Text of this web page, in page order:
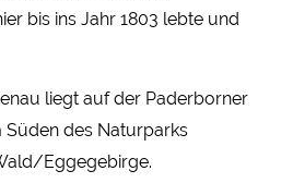
bis ins Jahr 1803 lebte und
liegt auf der Paderborner
Süden des Naturparks
Eggegebirge.